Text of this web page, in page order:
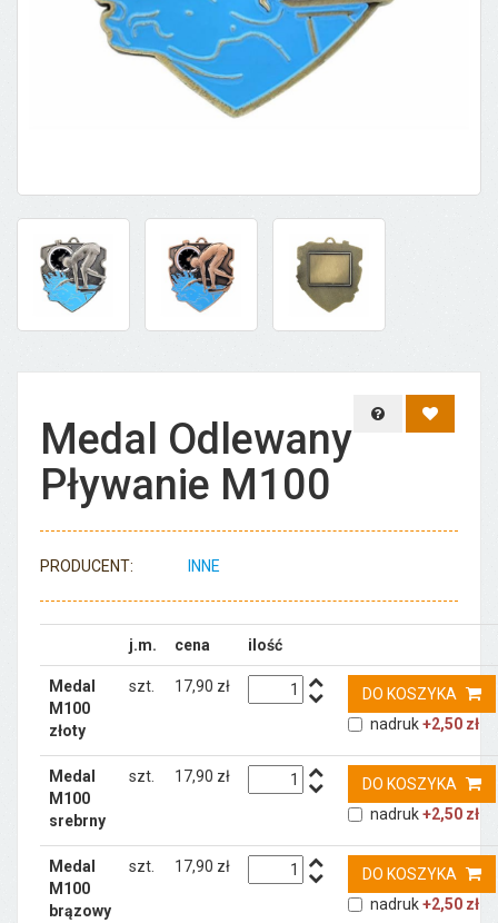
Zapytaj o
Medal Odlewany
Pływanie M100
PRODUCENT: INNE
j.m. cena ilość
Medal
M100
złoty
szt. 17,90 zł
DO KOSZYKA
nadruk+2,50 zł
Medal
M100
srebrny
szt. 17,90 zł
DO KOSZYKA
nadruk+2,50 zł
Medal
M100
brązowy
szt. 17,90 zł
DO KOSZYKA
nadruk+2,50 zł